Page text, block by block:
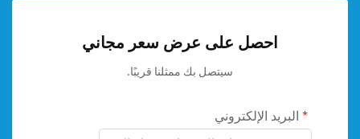
احصل على عرض سعر مجاني
سيتصل بك ممثلنا قريبًا.
البريد الإلكتروني